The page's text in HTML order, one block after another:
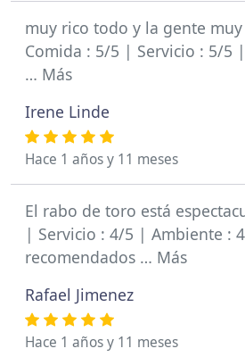
muy rico todo y la gente
Comida : 5/5 | Servicio : 5/5
… Más
Irene Linde
Hace 1 años y 11 meses
El rabo de toro está
| Servicio : 4/5 | Ambiente :
recomendados … Más
Rafael Jimenez
Hace 1 años y 11 meses